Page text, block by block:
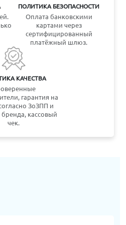
ПОЛИТИКА БЕЗОПАСНОСТИ
Оплата банковскими
картами через
сертифицированный
платёжный шлюз.
КАЧЕСТВА
гарантия на
ЗоЗПП и
кассовый
чек.